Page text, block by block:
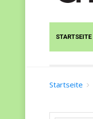
STARTSEITE
Startseite